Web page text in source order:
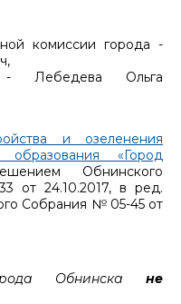
комиссии города -
- Лебедева Ольга
и озеленения
образования «Город
Обнинского
от 24.10.2017, в ред.
Собрания № 05-45 от
Обнинска не